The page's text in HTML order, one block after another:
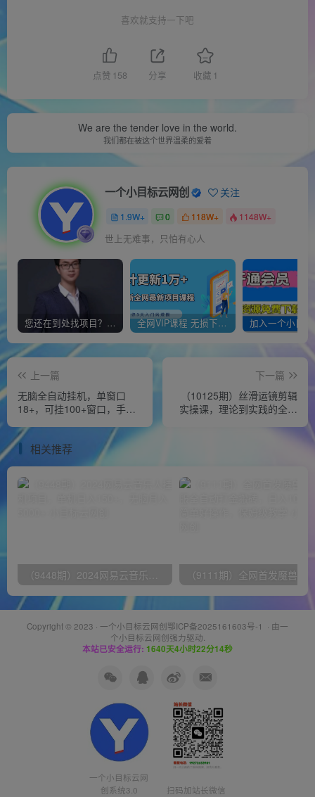
喜欢就支持一下吧
点赞 158 分享 收藏 1
We are the tender love in the world.
我们都在被这个世界温柔的爱着
一个小目标云网创 关注
1.9W+ 0 118W+ 1148W+
世上无难事，只怕有心人
您还在到处找项目？还在当韭菜？我靠经营“一个小目标网创商城”年入百W+，曾经我也负债累累! 全网VIP课程 无损下载~
上一篇
无脑全自动挂机，单窗口
18+，可挂100+窗口，手机
下一篇
（10125期）丝滑运镜剪辑
实操课，理论到实践的全方
相关推荐
Copyright © 2023 · 一个小目标云网创鄂ICP备2025161603号-1 · 由一
个小目标云网创强力驱动.
本站已安全运行: 1640天4小时22分14秒
一个小目标云网
创系统3.0
扫码加站长微信